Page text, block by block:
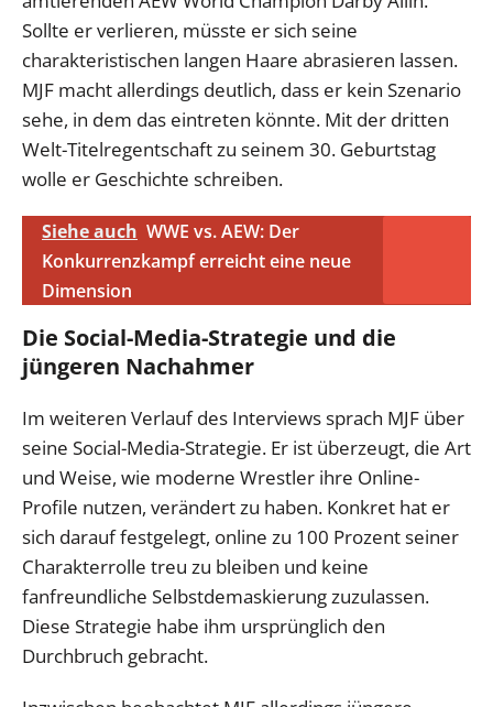
Sollte er verlieren, müsste er sich seine
charakteristischen langen Haare abrasieren lassen.
MJF macht allerdings deutlich, dass er kein Szenario
sehe, in dem das eintreten könnte. Mit der dritten
Welt-Titelregentschaft zu seinem 30. Geburtstag
wolle er Geschichte schreiben.
Siehe auch WWE vs. AEW: Der
Konkurrenzkampf erreicht eine neue
Dimension
Die Social-Media-Strategie und die
jüngeren Nachahmer
Im weiteren Verlauf des Interviews sprach MJF über
seine Social-Media-Strategie. Er ist überzeugt, die Art
und Weise, wie moderne Wrestler ihre Online-
Profile nutzen, verändert zu haben. Konkret hat er
sich darauf festgelegt, online zu 100 Prozent seiner
Charakterrolle treu zu bleiben und keine
fanfreundliche Selbstdemaskierung zuzulassen.
Diese Strategie habe ihm ursprünglich den
Durchbruch gebracht.